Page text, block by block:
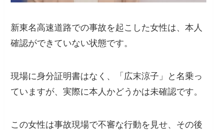
新東名高速道路での事故を起こした女性は、本人
確認ができていない状態です。
現場に身分証明書はなく、「広末涼子」と名乗っ
ていますが、実際に本人かどうかは未確認です。
この女性は事故現場で不審な行動を見せ、その後